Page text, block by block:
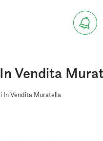
Vendita
In Vendita Muratella